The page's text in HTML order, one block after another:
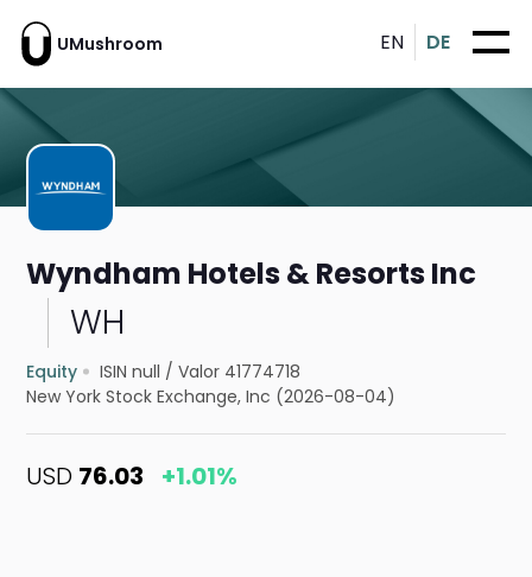
UMushroom EN DE
Wyndham Hotels & Resorts Inc
WH
Equity ISIN null /Valor 41774718
New York Stock Exchange, Inc (2026-08-04)
USD 76.03 +1.01%